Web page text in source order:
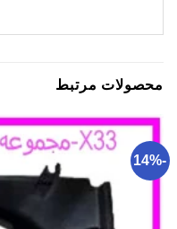
محصولات مرتبط
-14%